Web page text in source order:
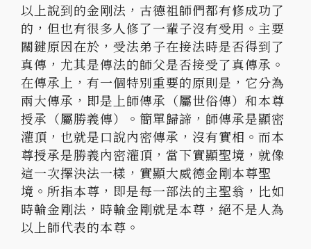
以上說到的金剛法，古德祖師們都有修成功了
的，但也有很多人修了一輩子沒有受用。主要
關鍵原因在於，受法弟子在接法時是否得到了
真傳，尤其是傳法的師父是否接受了真傳承。
在傳承上，有一個特別重要的原則是，它分為
兩大傳承，即是上師傳承（屬世俗傳）和本尊
授承（屬勝義傳）。簡單歸諦，師傳承是顯密
灌頂，也就是口說內密傳承，沒有實相。而本
尊授承是勝義內密灌頂，當下實顯聖境，就像
這一次擇決法一樣，實顯大威德金剛本尊聖
境。所指本尊，即是每一部法的主聖翁，比如
時輪金剛法，時輪金剛就是本尊，絕不是人為
以上師代表的本尊。